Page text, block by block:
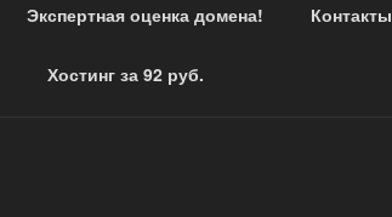
Экспертная оценка домена! Контакты
Хостинг за 92 руб.